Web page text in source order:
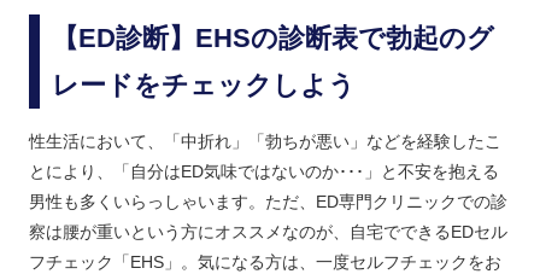
【ED診断】EHSの診断表で勃起のグ
レードをチェックしよう
性生活において、「中折れ」「勃ちが悪い」などを経験したこ
とにより、「自分はED気味ではないのか･･･」と不安を抱える
男性も多くいらっしゃいます。ただ、ED専門クリニックでの診
察は腰が重いという方にオススメなのが、自宅でできるEDセル
フチェック「EHS」。気になる方は、一度セルフチェックをお